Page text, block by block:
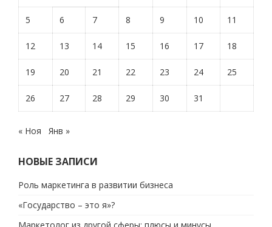
5 6 7 8 9 10 11
12 13 14 15 16 17 18
19 20 21 22 23 24 25
26 27 28 29 30 31
« Ноя Янв »
НОВЫЕ ЗАПИСИ
Роль маркетинга в развитии бизнеса
«Государство – это я»?